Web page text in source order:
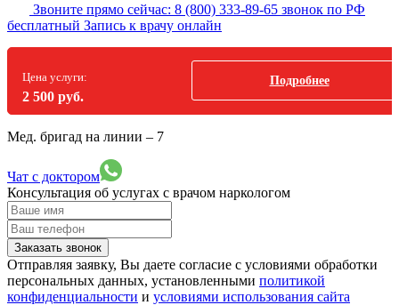
Звоните прямо сейчас: 8 (800) 333-89-65 звонок по РФ
бесплатный Запись к врачу онлайн
Цена услуги:
2 500 руб.
Подробнее
Мед. бригад на линии – 7
Чат с доктором
Консультация об услугах с врачом наркологом
Заказать звонок
Отправляя заявку, Вы даете согласие с условиями обработки
персональных данных, установленными политикой
конфиденциальности и условиями использования сайта